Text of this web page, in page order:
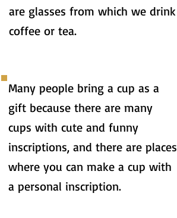
are glasses from which we drink
coffee or tea.
Many people bring a cup as a
gift because there are many
cups with cute and funny
inscriptions, and there are places
where you can make a cup with
a personal inscription.